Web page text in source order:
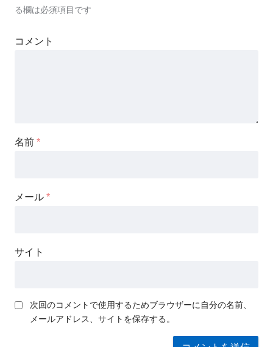
る欄は必須項目です
コメント
名前 *
メール *
サイト
次回のコメントで使用するためブラウザーに自分の名前、
メールアドレス、サイトを保存する。